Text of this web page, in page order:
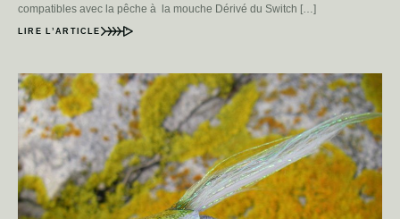
compatibles avec la pêche à la mouche Dérivé du Switch […]
LIRE L’ARTICLE